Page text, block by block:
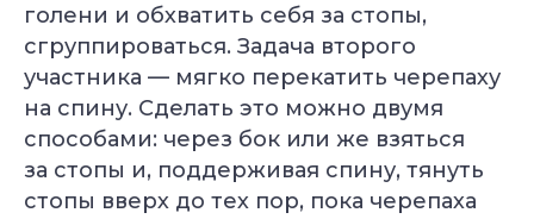
голени и обхватить себя за стопы,
сгруппироваться. Задача второго
участника — мягко перекатить черепаху
на спину. Сделать это можно двумя
способами: через бок или же взяться
за стопы и, поддерживая спину, тянуть
стопы вверх до тех пор, пока черепаха